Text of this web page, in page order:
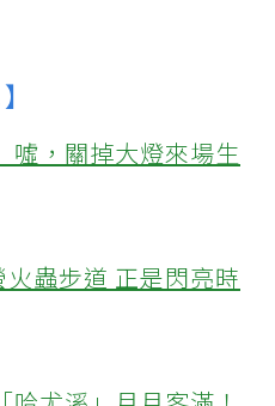
噓，關掉大燈來場生
蟲步道 正是閃亮時